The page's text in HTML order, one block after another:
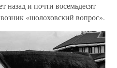
назад и почти восемьдесят
«шолоховский вопрос».